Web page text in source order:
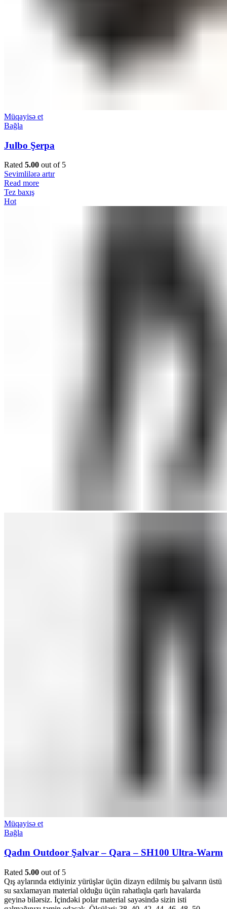
Müqayisə et
Bağla
Julbo Şerpa
Rated 5.00 out of 5
Sevimlilərə artır
Read more
Tez baxış
Hot
Müqayisə et
Bağla
Qadın Outdoor Şalvar – Qara – SH100 Ultra-Warm
Rated 5.00 out of 5
Qış aylarında etdiyiniz yürüşlər üçün dizayn edilmiş bu şalvarın üstü
su saxlamayan material olduğu üçün rahatlıqla qarlı havalarda
geyinə bilərsiz. İçindəki polar material sayəsində sizin isti